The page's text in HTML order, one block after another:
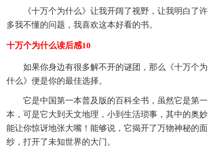
《十万个为什么》让我开阔了视野，让我明白了许
多我不懂的问题，我喜欢这本好看的书。
十万个为什么读后感10
如果你身边有很多解不开的谜团，那么《十万个为
什么》便是你的最佳选择。
它是中国第一本普及版的百科全书，虽然它是第一
本，可是它大到天文地理，小到生活琐事，其中的奥妙
能让你惊讶地张大嘴！能够说，它揭开了万物神秘的面
纱，打开了未知世界的大门。